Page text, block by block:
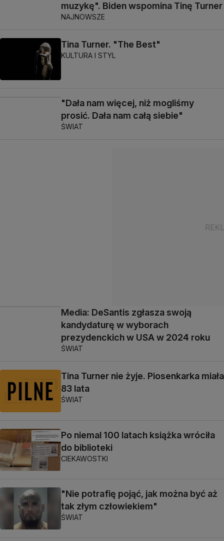
muzykę". Biden wspomina Tinę Turner
NAJNOWSZE
Tina Turner. "The Best"
KULTURA I STYL
"Dała nam więcej, niż mogliśmy
prosić. Dała nam całą siebie"
ŚWIAT
Media: DeSantis zgłasza swoją
kandydaturę w wyborach
prezydenckich w USA w 2024 roku
ŚWIAT
Tina Turner nie żyje. Piosenkarka miała
83 lata
ŚWIAT
Po niemal 100 latach książka wróciła
do biblioteki
CIEKAWOSTKI
"Nie potrafię pojąć, jak można być aż
tak złym człowiekiem"
ŚWIAT